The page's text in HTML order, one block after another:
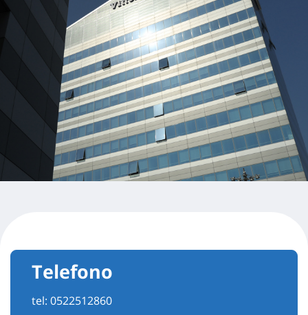
Telefono
tel: 0522512860